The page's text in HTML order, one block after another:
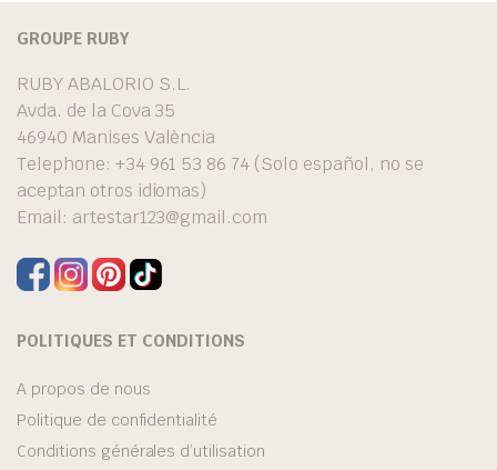
GROUPE RUBY
RUBY ABALORIO S.L.
Avda. de la Cova 35
46940 Manises València
Telephone: +34 961 53 86 74 (Solo español, no se
aceptan otros idiomas)
Email: artestar123@gmail.com
POLITIQUES ET CONDITIONS
A propos de nous
Politique de confidentialité
Conditions générales d’utilisation